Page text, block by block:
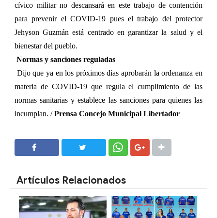
cívico militar no descansará en este trabajo de contención
para prevenir el COVID-19 pues el trabajo del protector
Jehyson Guzmán está centrado en garantizar la salud y el
bienestar del pueblo.
Normas y sanciones reguladas
Dijo que ya en los próximos días aprobarán la ordenanza en
materia de COVID-19 que regula el cumplimiento de las
normas sanitarias y establece las sanciones para quienes las
incumplan. /Prensa Concejo Municipal Libertador
Artículos Relacionados